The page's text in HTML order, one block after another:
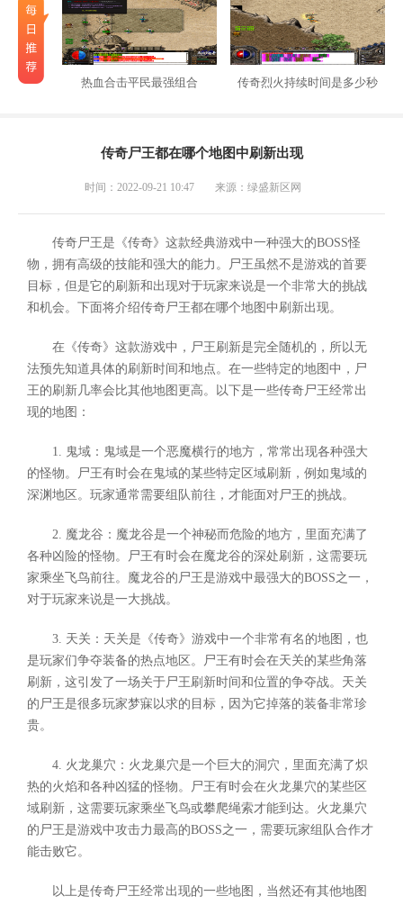
热血合击平民最强组合 传奇烈火持续时间是多少秒
传奇尸王都在哪个地图中刷新出现
时间：2022-09-21 10:47 来源：绿盛新区网
传奇尸王是《传奇》这款经典游戏中一种强大的BOSS怪
物，拥有高级的技能和强大的能力。尸王虽然不是游戏的首要
目标，但是它的刷新和出现对于玩家来说是一个非常大的挑战
和机会。下面将介绍传奇尸王都在哪个地图中刷新出现。
在《传奇》这款游戏中，尸王刷新是完全随机的，所以无
法预先知道具体的刷新时间和地点。在一些特定的地图中，尸
王的刷新几率会比其他地图更高。以下是一些传奇尸王经常出
现的地图：
1. 鬼域：鬼域是一个恶魔横行的地方，常常出现各种强大
的怪物。尸王有时会在鬼域的某些特定区域刷新，例如鬼域的
深渊地区。玩家通常需要组队前往，才能面对尸王的挑战。
2. 魔龙谷：魔龙谷是一个神秘而危险的地方，里面充满了
各种凶险的怪物。尸王有时会在魔龙谷的深处刷新，这需要玩
家乘坐飞鸟前往。魔龙谷的尸王是游戏中最强大的BOSS之一，
对于玩家来说是一大挑战。
3. 天关：天关是《传奇》游戏中一个非常有名的地图，也
是玩家们争夺装备的热点地区。尸王有时会在天关的某些角落
刷新，这引发了一场关于尸王刷新时间和位置的争夺战。天关
的尸王是很多玩家梦寐以求的目标，因为它掉落的装备非常珍
贵。
4. 火龙巢穴：火龙巢穴是一个巨大的洞穴，里面充满了炽
热的火焰和各种凶猛的怪物。尸王有时会在火龙巢穴的某些区
域刷新，这需要玩家乘坐飞鸟或攀爬绳索才能到达。火龙巢穴
的尸王是游戏中攻击力最高的BOSS之一，需要玩家组队合作才
能击败它。
以上是传奇尸王经常出现的一些地图，当然还有其他地图